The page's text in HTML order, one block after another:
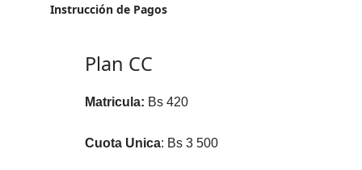
Instrucción de Pagos
Plan CC
Matricula: Bs 420
Cuota Unica: Bs 3 500